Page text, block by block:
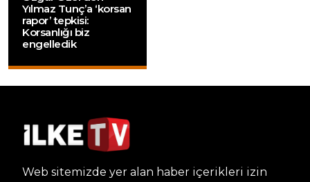
Yılmaz Tunç’a ‘korsan
rapor’ tepkisi:
Korsanlığı biz
engelledik
Web sitemizde yer alan haber içerikleri izin